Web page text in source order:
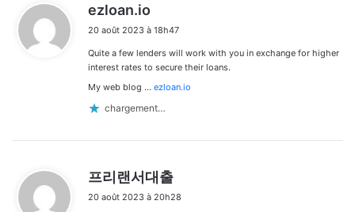
ezloan.io
t
:
20 août 2023 à 18h47
Quite a few lenders will work with you in exchange for higher
interest rates to secure their loans.
My web blog … ezloan.io
chargement…
프리랜서대출
t
20 août 2023 à 20h28